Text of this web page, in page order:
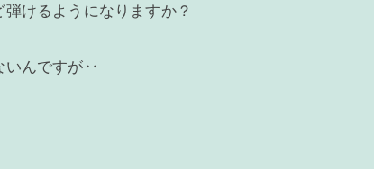
けるようになりますか？
いんですが‥